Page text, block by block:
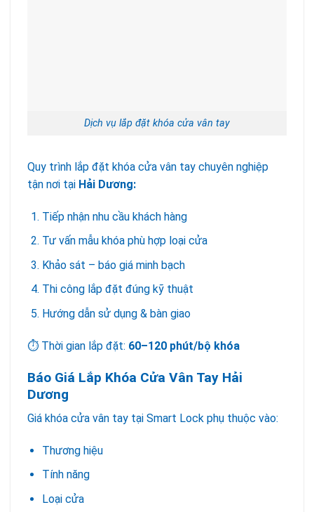
Dịch vụ lắp đặt khóa cửa vân tay
Quy trình lắp đặt khóa cửa vân tay chuyên nghiệp
tận nơi tại Hải Dương:
Tiếp nhận nhu cầu khách hàng
Tư vấn mẫu khóa phù hợp loại cửa
Khảo sát – báo giá minh bạch
Thi công lắp đặt đúng kỹ thuật
Hướng dẫn sử dụng & bàn giao
⏱ Thời gian lắp đặt: 60–120 phút/bộ khóa
Báo Giá Lắp Khóa Cửa Vân Tay Hải
Dương
Giá khóa cửa vân tay tại Smart Lock phụ thuộc vào:
Thương hiệu
Tính năng
Loại cửa